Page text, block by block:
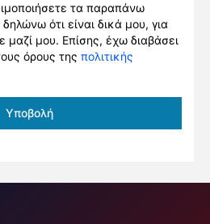
τα παραπάνω
ότι είναι δικά μου, για
μαζί μου. Επίσης, έχω διαβάσει
όρους της πολιτικής
Υποβολή